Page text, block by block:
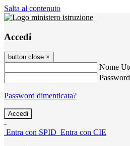
Salta al contenuto
Accedi
button close ×
Nome
Password
Password dimenticata?
-
Entra con SPID Entra con CIE